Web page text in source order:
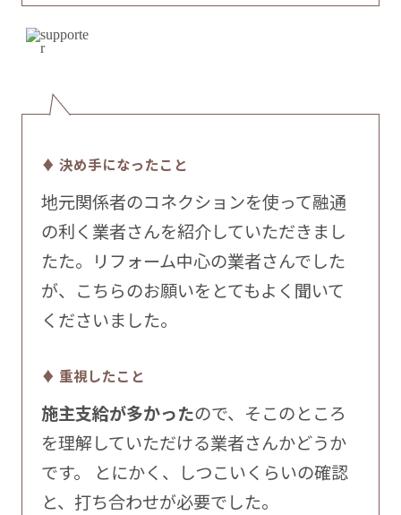
♦ 決め手になったこと
地元関係者のコネクションを使って融通
の利く業者さんを紹介していただきまし
たた。リフォーム中心の業者さんでした
が、こちらのお願いをとてもよく聞いて
くださいました。
♦ 重視したこと
施主支給が多かったので、そこのところ
を理解していただける業者さんかどうか
です。 とにかく、しつこいくらいの確認
と、打ち合わせが必要でした。